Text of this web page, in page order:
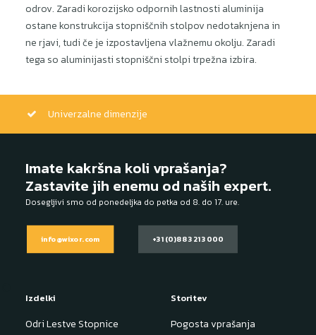
odrov. Zaradi korozijsko odpornih lastnosti aluminija
ostane konstrukcija stopniščnih stolpov nedotaknjena in
ne rjavi, tudi če je izpostavljena vlažnemu okolju. Zaradi
tega so aluminijasti stopniščni stolpi trpežna izbira.
Univerzalne dimenzije
Imate kakršna koli vprašanja?
Zastavite jih enemu od naših expert.
Dosegljivi smo od ponedeljka do petka od 8. do 17. ure.
info@wixor.com +31 (0)88 321 3000
Izdelki
Odri LestveStopnice
Storitev
Pogosta vprašanja